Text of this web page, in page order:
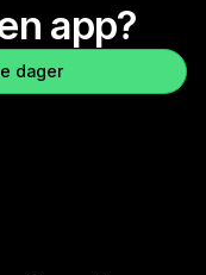
app?
dager